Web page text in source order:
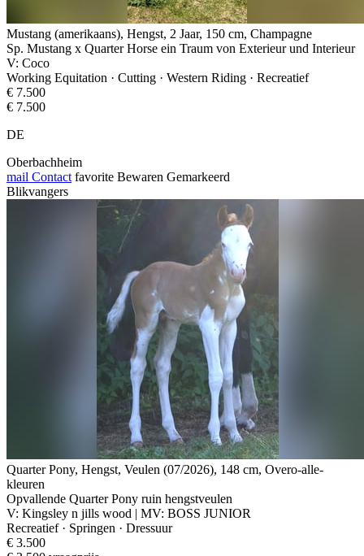
Mustang (amerikaans), Hengst, 2 Jaar, 150 cm, Champagne
Sp. Mustang x Quarter Horse ein Traum von Exterieur und Interieur
V: Coco
Working Equitation · Cutting · Western Riding · Recreatief
€ 7.500
€ 7.500
DE
Oberbachheim
mail Contact favorite Bewaren Gemarkeerd
Blikvangers
Quarter Pony, Hengst, Veulen (07/2026), 148 cm, Overo-alle-
kleuren
Opvallende Quarter Pony ruin hengstveulen
V: Kingsley n jills wood | MV: BOSS JUNIOR
Recreatief · Springen · Dressuur
€ 3.500